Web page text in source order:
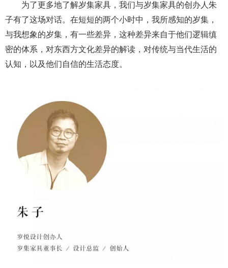
为了更多地了解岁集家具，我们与岁集家具的创办人朱
子有了这场对话。在短短的两个小时中，我所感知的岁集，
与我想象的岁集，有一些差异，这种差异来自于他们逻辑缜
密的体系，对东西方文化差异的解读，对传统与当代生活的
认知，以及他们自信的生活态度。